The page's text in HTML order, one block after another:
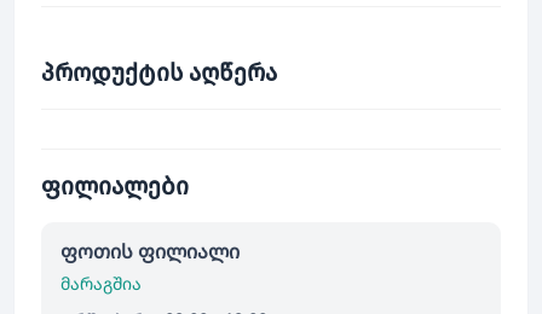
პროდუქტის აღწერა
ფილიალები
ფოთის ფილიალი
მარაგშია